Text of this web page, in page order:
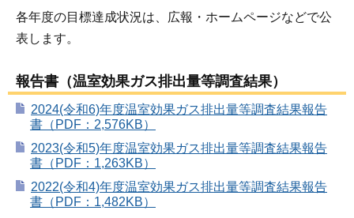
各年度の目標達成状況は、広報・ホームページなどで公
表します。
報告書（温室効果ガス排出量等調査結果）
2024(令和6)年度温室効果ガス排出量等調査結果報告
書（PDF：2,576KB）
2023(令和5)年度温室効果ガス排出量等調査結果報告
書（PDF：1,263KB）
2022(令和4)年度温室効果ガス排出量等調査結果報告
書（PDF：1,482KB）